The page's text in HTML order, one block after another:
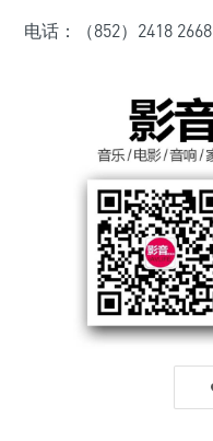
电话：（852）2418 2668